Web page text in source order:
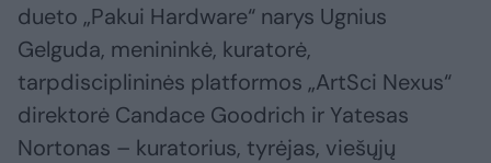
dueto „Pakui Hardware“ narys Ugnius
Gelguda, menininkė, kuratorė,
tarpdisciplininės platformos „ArtSci Nexus“
direktorė Candace Goodrich ir Yatesas
Nortonas – kuratorius, tyrėjas, viešųjų